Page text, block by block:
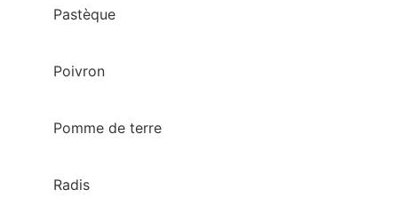
Pastèque
Poivron
Pomme de terre
Radis